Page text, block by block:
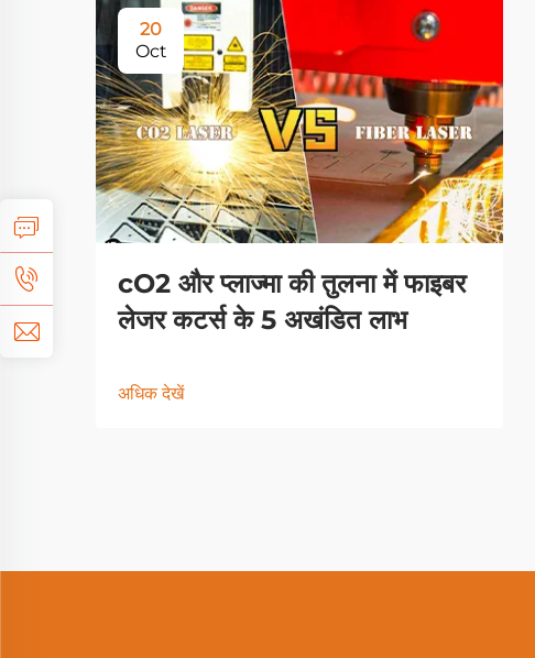
20
Oct
cO2 और प्लाज्मा की तुलना में फाइबर
लेजर कटर्स के 5 अखंडित लाभ
अधिक देखें